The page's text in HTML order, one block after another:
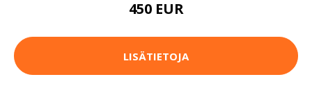
450 EUR
LISÄTIETOJA